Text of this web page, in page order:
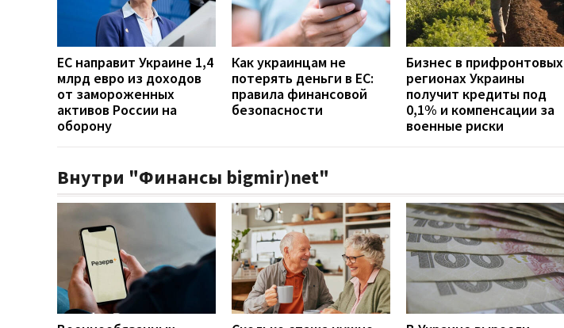
ЕС направит Украине 1,4
млрд евро из доходов
от замороженных
активов России на
оборону
Как украинцам не
потерять деньги в ЕС:
правила финансовой
безопасности
Бизнес в прифронтовых
регионах Украины
получит кредиты под
0,1% и компенсации за
военные риски
Внутри "Финансы bigmir)net"